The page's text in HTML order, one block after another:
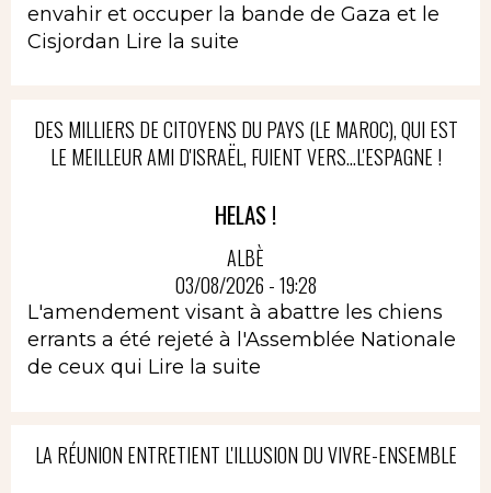
envahir et occuper la bande de Gaza et le
Cisjordan Lire la suite
DES MILLIERS DE CITOYENS DU PAYS (LE MAROC), QUI EST
LE MEILLEUR AMI D'ISRAËL, FUIENT VERS...L'ESPAGNE !
HELAS !
ALBÈ
03/08/2026 - 19:28
L'amendement visant à abattre les chiens
errants a été rejeté à l'Assemblée Nationale
de ceux qui Lire la suite
LA RÉUNION ENTRETIENT L'ILLUSION DU VIVRE-ENSEMBLE